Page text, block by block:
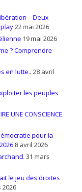
– Deux
22 mai 2026
19 mai 2026
? Comprendre
en lutte.. 28 avril
les peuples
UNE CONSCIENCE
pour la
8 avril 2026
31 mars
le jeu des droites
2026